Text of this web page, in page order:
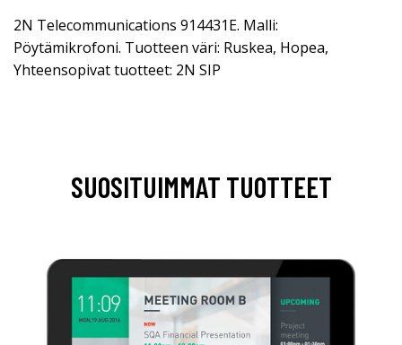
2N Telecommunications 914431E. Malli:
Pöytämikrofoni. Tuotteen väri: Ruskea, Hopea,
Yhteensopivat tuotteet: 2N SIP
SUOSITUIMMAT TUOTTEET